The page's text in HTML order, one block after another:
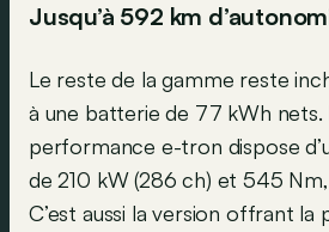
Jusqu’à 592 km
Le reste de la gamme reste
à une batterie de 77 kWh nets.
performance e-tron dispose
de 210 kW (286 ch) et 545
C’est aussi la version offrant la